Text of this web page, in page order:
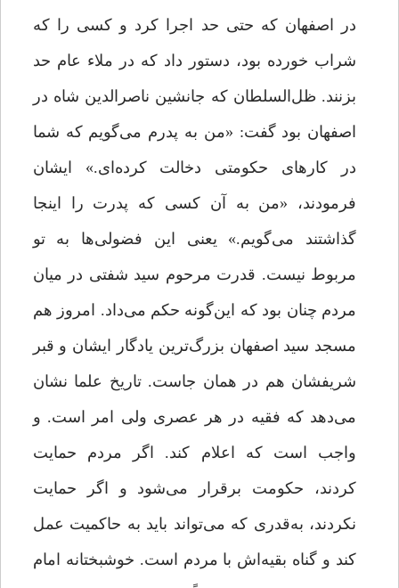
در اصفهان که حتی حد اجرا کرد و کسی را که
شراب خورده بود، دستور داد که در ملاء عام حد
بزنند. ظل‌السلطان که جانشین ناصرالدین شاه در
اصفهان بود گفت: «من به پدرم می‌گویم که شما
در کارهای حکومتی دخالت کرده‌ای.» ایشان
فرمودند، «من به آن کسی که پدرت را اینجا
گذاشتند می‌گویم.» یعنی این فضولی‌ها به تو
مربوط نیست. قدرت مرحوم سید شفتی در میان
مردم چنان بود که این‌گونه حکم می‌داد. امروز هم
مسجد سید اصفهان بزرگ‌ترین یادگار ایشان و قبر
شریفشان هم در همان جاست. تاریخ علما نشان
می‌دهد که فقیه در هر عصری ولی امر است. و
واجب است که اعلام کند. اگر مردم حمایت
کردند، حکومت برقرار می‌شود و اگر حمایت
نکردند، به‌قدری که می‌تواند باید به حاکمیت عمل
کند و گناه بقیه‌اش با مردم است. خوشبختانه امام